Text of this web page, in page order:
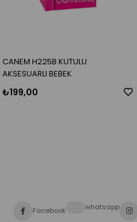
CANEM H225B KUTULU
AKSESUARLI BEBEK
₺199,00
Facebook whatsapp